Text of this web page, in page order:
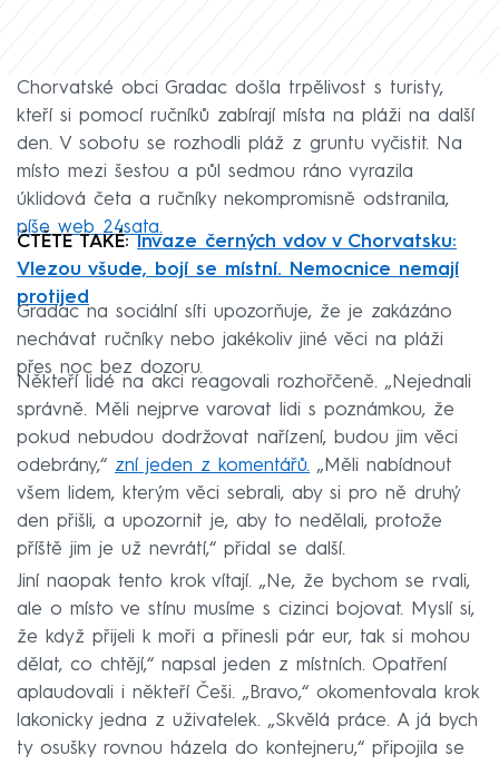
Chorvatské obci Gradac došla trpělivost s turisty,
kteří si pomocí ručníků zabírají místa na pláži na další
den. V sobotu se rozhodli pláž z gruntu vyčistit. Na
místo mezi šestou a půl sedmou ráno vyrazila
úklidová četa a ručníky nekompromisně odstranila,
píše web 24sata.
ČTĚTE TAKÉ:
Invaze černých vdov v Chorvatsku:
Vlezou všude, bojí se místní. Nemocnice nemají
protijed
Gradac na sociální síti upozorňuje, že je zakázáno
nechávat ručníky nebo jakékoliv jiné věci na pláži
přes noc bez dozoru.
Někteří lidé na akci reagovali rozhořčeně. „Nejednali
správně. Měli nejprve varovat lidi s poznámkou, že
pokud nebudou dodržovat nařízení, budou jim věci
odebrány,“ zní jeden z komentářů. „Měli nabídnout
všem lidem, kterým věci sebrali, aby si pro ně druhý
den přišli, a upozornit je, aby to nedělali, protože
příště jim je už nevrátí,“ přidal se další.
Jiní naopak tento krok vítají. „Ne, že bychom se rvali,
ale o místo ve stínu musíme s cizinci bojovat. Myslí si,
že když přijeli k moři a přinesli pár eur, tak si mohou
dělat, co chtějí,“ napsal jeden z místních. Opatření
aplaudovali i někteří Češi. „Bravo,“ okomentovala krok
lakonicky jedna z uživatelek. „Skvělá práce. A já bych
ty osušky rovnou házela do kontejneru,“ připojila se